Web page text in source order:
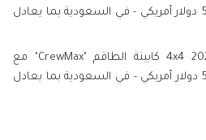
صندوق 5.5 قدم من 52,300 دولار أمريكي - في السعودية بما يعادل
يبدأ سعر تندرا ليمتد 2022 4x4 كابينة الطاقم "CrewMax" مع
صندوق 5.5 قدم من 52,630 دولار أمريكي - في السعودية بما يعادل